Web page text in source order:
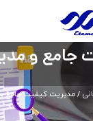
جامع و
/ مدیریت کیفیت جامع و